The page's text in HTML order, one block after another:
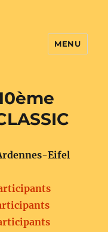
MENU
Eifel